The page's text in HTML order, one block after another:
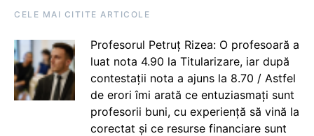
CELE MAI CITITE ARTICOLE
Profesorul Petruț Rizea: O profesoară a
luat nota 4.90 la Titularizare, iar după
contestații nota a ajuns la 8.70 / Astfel
de erori îmi arată ce entuziasmați sunt
profesorii buni, cu experiență să vină la
corectat și ce resurse financiare sunt